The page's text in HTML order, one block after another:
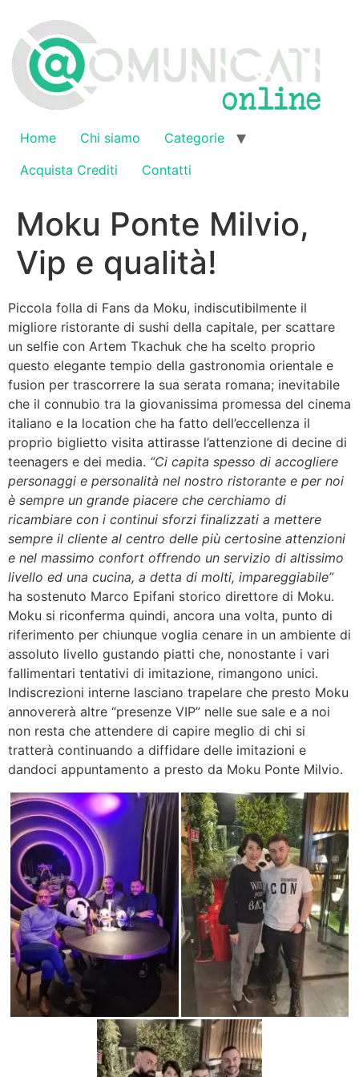
contenuto
Home Chi siamo
Categorie
Acquista Crediti
Contatti
Moku Ponte Milvio,
Vip e qualità!
Piccola folla di Fans da Moku, indiscutibilmente il
migliore ristorante di sushi della capitale, per scattare
un selfie con Artem Tkachuk che ha scelto proprio
questo elegante tempio della gastronomia orientale e
fusion per trascorrere la sua serata romana; inevitabile
che il connubio tra la giovanissima promessa del cinema
italiano e la location che ha fatto dell’eccellenza il
proprio biglietto visita attirasse l’attenzione di decine di
teenagers e dei media. “Ci capita spesso di accogliere
personaggi e personalità nel nostro ristorante e per noi
è sempre un grande piacere che cerchiamo di
ricambiare con i continui sforzi finalizzati a mettere
sempre il cliente al centro delle più certosine attenzioni
e nel massimo confort offrendo un servizio di altissimo
livello ed una cucina, a detta di molti, impareggiabile”
ha sostenuto Marco Epifani storico direttore di Moku.
Moku si riconferma quindi, ancora una volta, punto di
riferimento per chiunque voglia cenare in un ambiente di
assoluto livello gustando piatti che, nonostante i vari
fallimentari tentativi di imitazione, rimangono unici.
Indiscrezioni interne lasciano trapelare che presto Moku
annovererà altre “presenze VIP” nelle sue sale e a noi
non resta che attendere di capire meglio di chi si
tratterà continuando a diffidare delle imitazioni e
dandoci appuntamento a presto da Moku Ponte Milvio.